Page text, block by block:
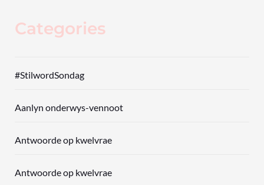
Categories
#StilwordSondag
Aanlyn onderwys-vennoot
Antwoorde op kwelvrae
Antwoorde op kwelvrae